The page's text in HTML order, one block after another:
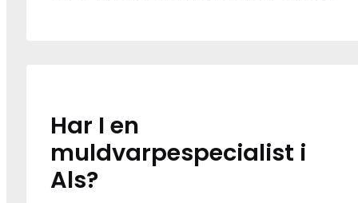
Har I en
muldvarpespecialist i
Als?